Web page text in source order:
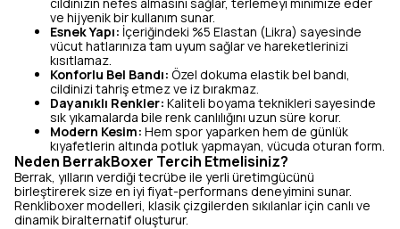
ve hijyenik bir kullanım sunar.
Esnek Yapı: İçeriğindeki %5 Elastan (Likra) sayesinde
vücut hatlarınıza tam uyum sağlar ve hareketlerinizi
kısıtlamaz.
Konforlu Bel Bandı: Özel dokuma elastik bel bandı,
cildinizi tahriş etmez ve iz bırakmaz.
Dayanıklı Renkler: Kaliteli boyama teknikleri sayesinde
sık yıkamalarda bile renk canlılığını uzun süre korur.
Modern Kesim: Hem spor yaparken hem de günlük
kıyafetlerin altında potluk yapmayan, vücuda oturan form.
Neden BerrakBoxer Tercih Etmelisiniz?
Berrak, yılların verdiği tecrübe ile yerli üretimgücünü
birleştirerek size en iyi fiyat-performans deneyimini sunar.
Renkliboxer modelleri, klasik çizgilerden sıkılanlar için canlı ve
dinamik biralternatif oluşturur.